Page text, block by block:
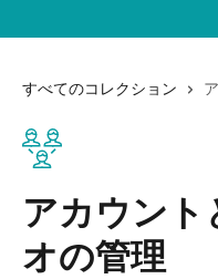
すべてのコレクション
アカウント
オの管理